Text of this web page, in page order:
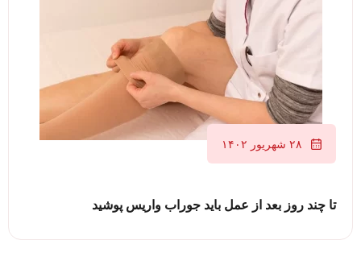
۲۸ شهریور ۱۴۰۲
تا چند روز بعد از عمل باید جوراب واریس پوشید